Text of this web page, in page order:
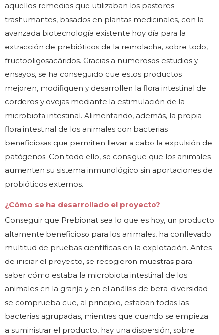
aquellos remedios que utilizaban los pastores
trashumantes, basados en plantas medicinales, con la
avanzada biotecnología existente hoy día para la
extracción de prebióticos de la remolacha, sobre todo,
fructooligosacáridos. Gracias a numerosos estudios y
ensayos, se ha conseguido que estos productos
mejoren, modifiquen y desarrollen la flora intestinal de
corderos y ovejas mediante la estimulación de la
microbiota intestinal. Alimentando, además, la propia
flora intestinal de los animales con bacterias
beneficiosas que permiten llevar a cabo la expulsión de
patógenos. Con todo ello, se consigue que los animales
aumenten su sistema inmunológico sin aportaciones de
probióticos externos.
¿Cómo se ha desarrollado el proyecto?
Conseguir que Prebionat sea lo que es hoy, un producto
altamente beneficioso para los animales, ha conllevado
multitud de pruebas científicas en la explotación. Antes
de iniciar el proyecto, se recogieron muestras para
saber cómo estaba la microbiota intestinal de los
animales en la granja y en el análisis de beta-diversidad
se comprueba que, al principio, estaban todas las
bacterias agrupadas, mientras que cuando se empieza
a suministrar el producto, hay una dispersión, sobre